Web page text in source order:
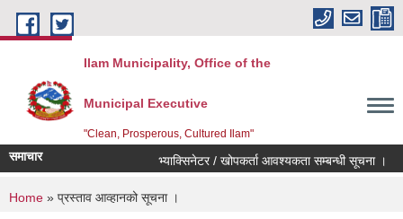
Skip to main content
Ilam Municipality, Office of the
Municipal Executive
"Clean, Prosperous, Cultured Ilam"
समाचार भ्याक्सिनेटर / खोपकर्ता आवश्यकता सम्बन्धी सूचना ।
You are here
Home » प्रस्ताव आव्हानको सूचना ।